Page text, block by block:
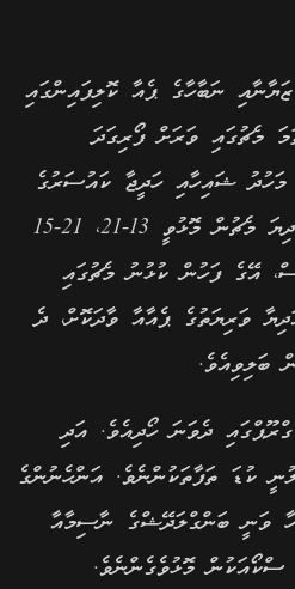
ނަބާހާގެ ޕެއާ ކޮލިފައިންގައި
މެޗުގައި ވަރަށް ފޯރިގަދަ
ޝައިހާއި ހަދީޖާ ކައުސަރުގެ
ޕެއާއާ ވާދަކޮށް، ތިން ސެޓަށް ދިޔަ މެޗުން މޮޅުވީ 13-21، 21-15
ނަމަވެސް، އޭގެ ފަހުން ކުޅުނު މެޗުގައި
ވަރިޔަތުގެ ޕެއާއާ ވާދަކޮށް، ދެ
ދެވަނަ ހޯދިއެވެ. އަދި
ކުޑަ ތަފާތަކުންނެވެ. އަންހެނުންގެ
ވަނީ ބަންގްލަދޭޝްގެ ނާސިމާއާ
9-21 އަދި 8-21 ގެ ސްކޯއަކުން މޮޅުވެގެންނެވެ.